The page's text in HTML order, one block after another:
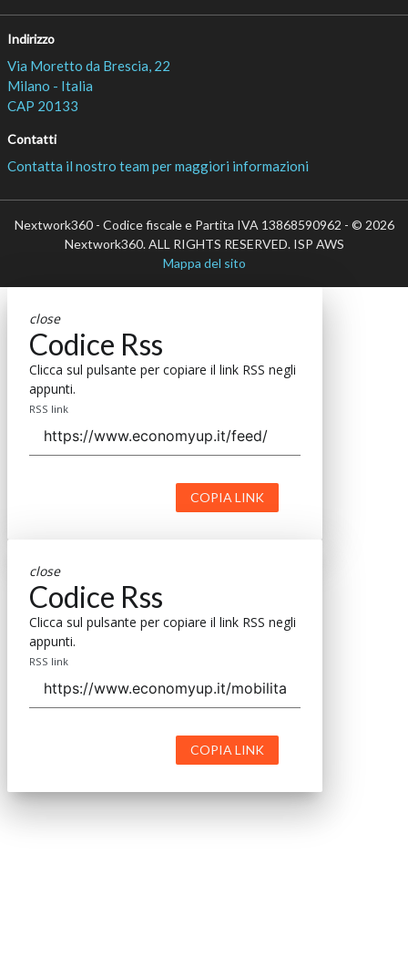
Indirizzo
Via Moretto da Brescia, 22
Milano - Italia
CAP 20133
Contatti
Contatta il nostro team per maggiori informazioni
Nextwork360 - Codice fiscale e Partita IVA 13868590962 - © 2026
Nextwork360. ALL RIGHTS RESERVED. ISP AWS
Mappa del sito
close
Codice Rss
Clicca sul pulsante per copiare il link RSS negli
appunti.
RSS link
COPIA LINK
close
Codice Rss
Clicca sul pulsante per copiare il link RSS negli
appunti.
RSS link
COPIA LINK